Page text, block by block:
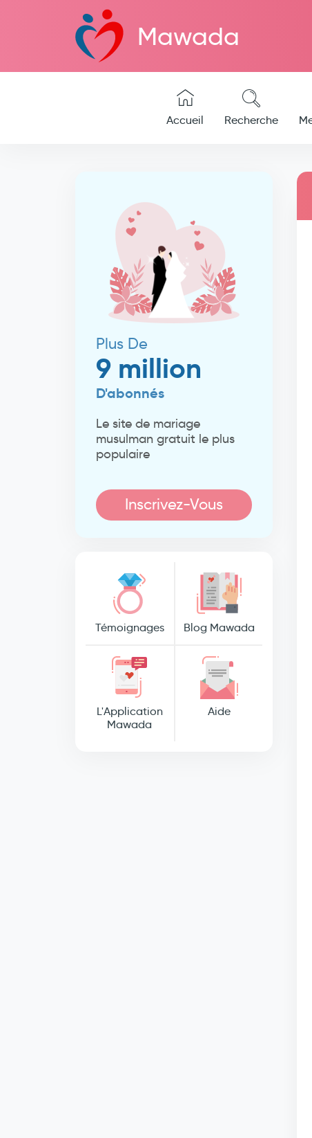
Mawada
Accueil Recherche
Plus De
9 million
D'abonnés
Le site de mariage
musulman gratuit le plus
populaire
Inscrivez-Vous
Témoignages Blog Mawada
L'Application
Mawada
Aide